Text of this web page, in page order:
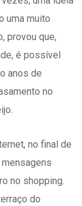
uma muito
provou que,
é possível
anos de
no
no final de
no shopping.
do